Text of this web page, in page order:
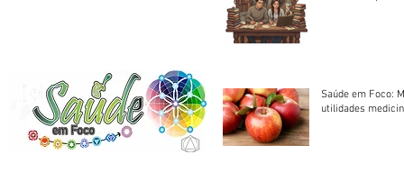
Saúde em Foco:
utilidades